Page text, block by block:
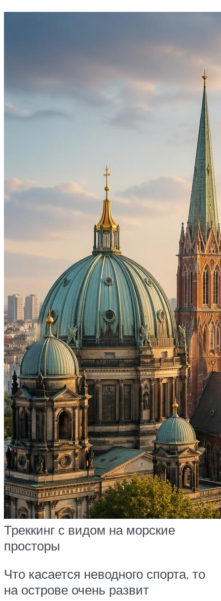
Треккинг с видом на морские
просторы
Что касается неводного спорта, то
на острове очень развит